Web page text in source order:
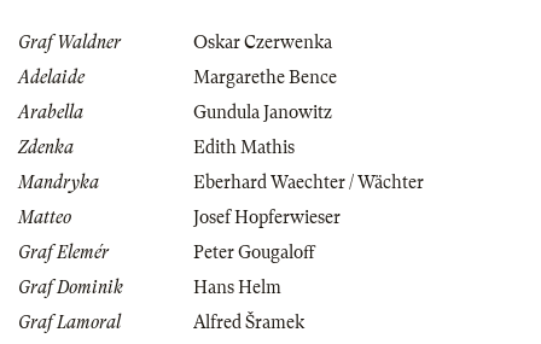
Graf Waldner
Oskar Czerwenka
Adelaide
Margarethe Bence
Arabella
Gundula Janowitz
Zdenka
Edith Mathis
Mandryka
Eberhard Waechter / Wächter
Matteo
Josef Hopferwieser
Graf Elemér
Peter Gougaloff
Graf Dominik
Hans Helm
Graf Lamoral
Alfred Šramek